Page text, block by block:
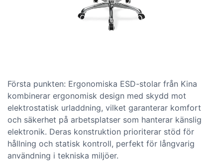
Första punkten: Ergonomiska ESD-stolar från Kina
kombinerar ergonomisk design med skydd mot
elektrostatisk urladdning, vilket garanterar komfort
och säkerhet på arbetsplatser som hanterar känslig
elektronik. Deras konstruktion prioriterar stöd för
hållning och statisk kontroll, perfekt för långvarig
användning i tekniska miljöer.